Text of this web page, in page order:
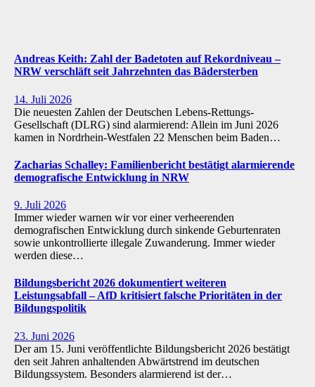
Andreas Keith: Zahl der Badetoten auf Rekordniveau –
NRW verschläft seit Jahrzehnten das Bädersterben
14. Juli 2026
Die neuesten Zahlen der Deutschen Lebens-Rettungs-
Gesellschaft (DLRG) sind alarmierend: Allein im Juni 2026
kamen in Nordrhein-Westfalen 22 Menschen beim Baden…
Zacharias Schalley: Familienbericht bestätigt alarmierende
demografische Entwicklung in NRW
9. Juli 2026
Immer wieder warnen wir vor einer verheerenden
demografischen Entwicklung durch sinkende Geburtenraten
sowie unkontrollierte illegale Zuwanderung. Immer wieder
werden diese…
Bildungsbericht 2026 dokumentiert weiteren
Leistungsabfall – AfD kritisiert falsche Prioritäten in der
Bildungspolitik
23. Juni 2026
Der am 15. Juni veröffentlichte Bildungsbericht 2026 bestätigt
den seit Jahren anhaltenden Abwärtstrend im deutschen
Bildungssystem. Besonders alarmierend ist der…